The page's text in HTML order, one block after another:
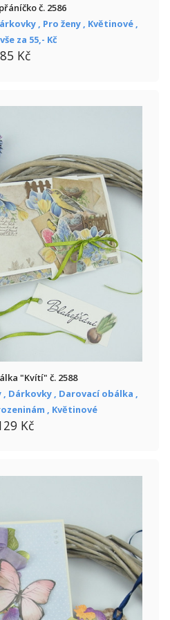
č. 2586
, Pro ženy , Květinové ,
za 55,- Kč
85 Kč
"Kvítí" č. 2588
, Dárkovky , Darovací obálka ,
, Květinové
Kč